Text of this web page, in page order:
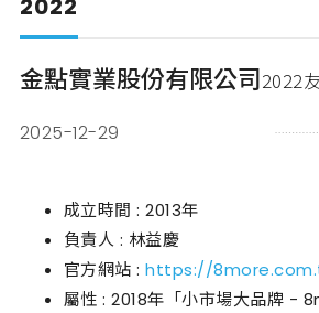
2022
金點實業股份有限公司2022
2025-12-29
成立時間 : 2013年
負責人 : 林益慶
官方網站 :https://
屬性 : 2018年「小市場大品牌 -